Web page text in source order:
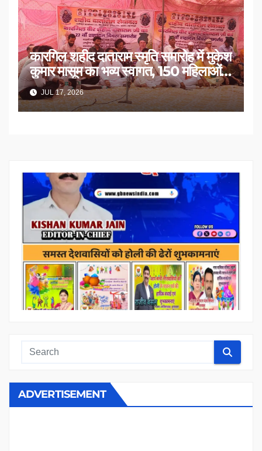
कारगिल शहीद दाताराम स्मृति समारोह में मुकेश
कुमार मासूम का भव्य स्वागत, 150 महिलाओं
का सम्मान
JUL 17, 2026
ADVERTISEMENT